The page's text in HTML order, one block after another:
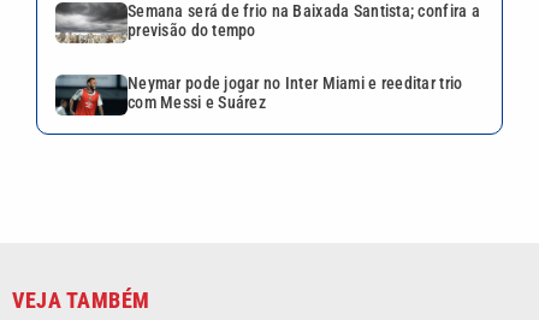
Semana será de frio na Baixada Santista; confira a
previsão do tempo
Neymar pode jogar no Inter Miami e reeditar trio
com Messi e Suárez
VEJA TAMBÉM